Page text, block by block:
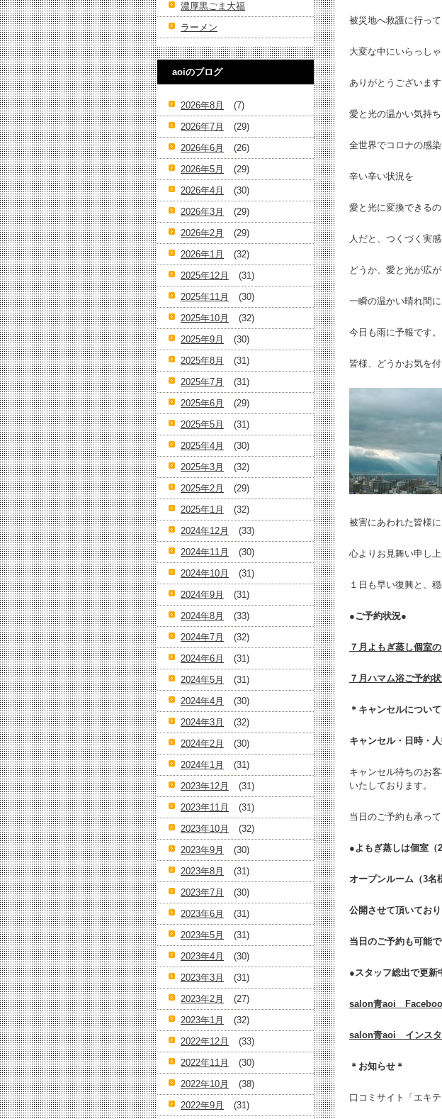
被災地へ救護に行っ
大変な中にいらっしゃ
ありがとうございます
愛と光の温かい気持
全世界でコロナの感染
辛い辛い状況を
愛と光に変換できるの
人だと、つくづく実感
どうか、愛と光が広が
一瞬の温かい晴れ間
今日も雨に予報です。
皆様、どうかお気を付
被害にあわれた皆様に
心よりお見舞い申し上
１日も早い復興と、
●ご予約状況●
７月よもぎ蒸し個室
７月ハマム浴ご予約
＊キャンセルについて
キャンセル・日時・
キャンセル待ちのお
いたしております。
当日のご予約も承っ
●よもぎ蒸しは個室（
オープンルーム（3名
公開させて頂いており
当日のご予約も可能
●スタッフ総出で更新
salon青aoi
salon青aoi インスタ
＊お知らせ＊
口コミサイト「エキ
濃厚黒ごま大福
ラーメン
aoiのブログ
2026年8月
(7)
2026年7月
(29)
2026年6月
(26)
2026年5月
(29)
2026年4月
(30)
2026年3月
(29)
2026年2月
(29)
2026年1月
(32)
2025年12月
(31)
2025年11月
(30)
2025年10月
(32)
2025年9月
(30)
2025年8月
(31)
2025年7月
(31)
2025年6月
(29)
2025年5月
(31)
2025年4月
(30)
2025年3月
(32)
2025年2月
(29)
2025年1月
(32)
2024年12月
(33)
2024年11月
(30)
2024年10月
(31)
2024年9月
(31)
2024年8月
(33)
2024年7月
(32)
2024年6月
(31)
2024年5月
(31)
2024年4月
(30)
2024年3月
(32)
2024年2月
(30)
2024年1月
(31)
2023年12月
(31)
2023年11月
(31)
2023年10月
(32)
2023年9月
(30)
2023年8月
(31)
2023年7月
(30)
2023年6月
(31)
2023年5月
(31)
2023年4月
(30)
2023年3月
(31)
2023年2月
(27)
2023年1月
(32)
2022年12月
(33)
2022年11月
(30)
2022年10月
(38)
2022年9月
(31)